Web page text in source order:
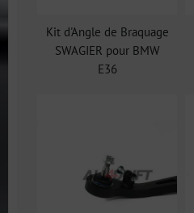
Kit d'Angle de Braquage
SWAGIER pour BMW
E36